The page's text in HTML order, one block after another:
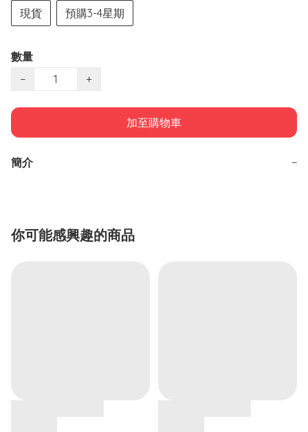
現貨
預購3-4星期
數量
−
+
加至購物車
簡介 −
你可能感興趣的商品